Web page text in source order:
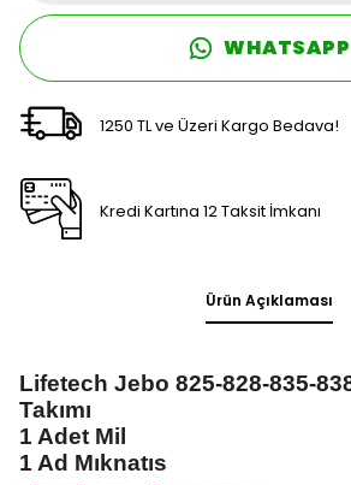
WHATSAPP
1250 TL ve Üzeri Kargo Bedava!
Kredi Kartına 12 Taksit İmkanı
Ürün Açıklaması
Lifetech Jebo 825-828-835-
Takımı
1 Adet Mil
1 Ad Mıknatıs